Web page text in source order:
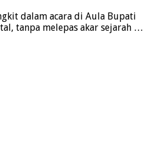
dalam acara di Aula Bupati
tanpa melepas akar sejarah …